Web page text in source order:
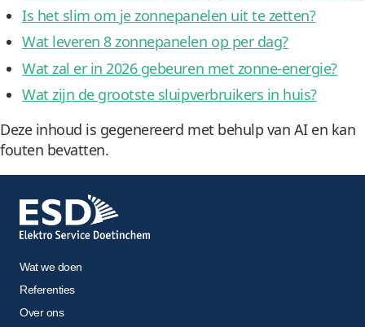
Is het slim om je zonnepanelen uit te zetten?
Wat leveren 8 zonnepanelen op per dag?
Wat zal er in 2026 gebeuren met zonne-energie?
Wat zijn de grootste sluipverbruikers in huis?
Deze inhoud is gegenereerd met behulp van AI en kan
fouten bevatten.
Wat we doen
Referenties
Over ons